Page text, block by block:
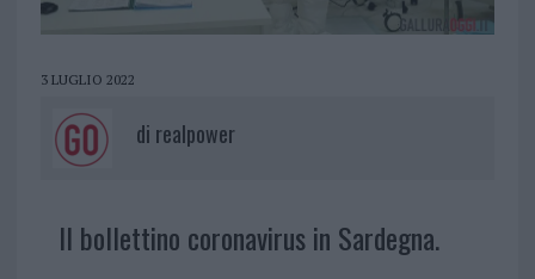
3 LUGLIO 2022
di realpower
Il bollettino coronavirus in Sardegna.